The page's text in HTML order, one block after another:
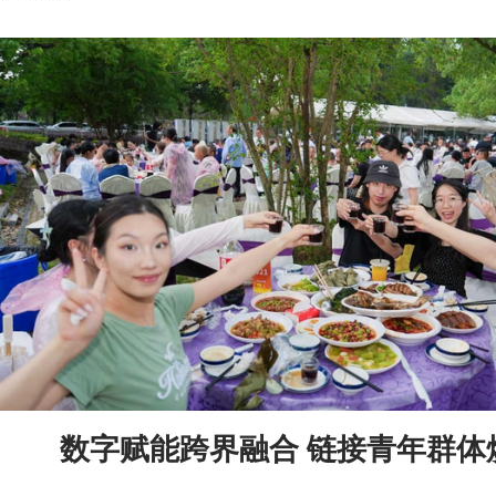
数字赋能跨界融合 链接青年群